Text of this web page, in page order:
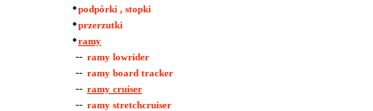
podpórki , stopki
przerzutki
ramy
-- ramy lowrider
-- ramy board tracker
-- ramy cruiser
-- ramy stretchcruiser